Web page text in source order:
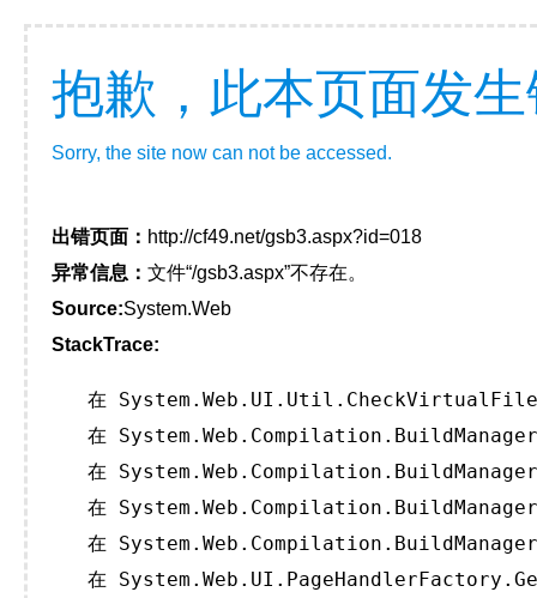
抱歉，此本页面发
Sorry, the site now can not be accessed.
出错页面： http://cf49.net/gsb3.aspx?id=018
异常信息： 文件“/gsb3.aspx”不存在。
Source:System.Web
StackTrace:
在
在
在
在
在
在